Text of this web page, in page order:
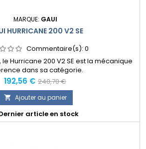
MARQUE: GAUI
HURRICANE 200 V2 SE
Commentaire(s): 0
Hurricane 200 V2 SE est la mécanique
dans sa catégorie.
Prix
192,56 € Prix
normal
240,70 €
 Ajouter au panier
article en stock